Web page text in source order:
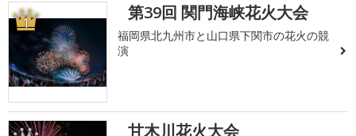
1 第39回 関門海峡花火大会
福岡県北九州市と山口県下関市の花火の競
演
甘木川花火大会